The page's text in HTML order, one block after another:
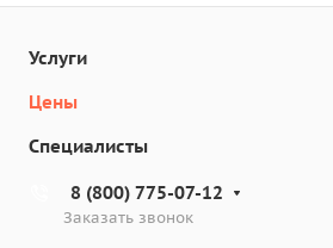
Услуги
Цены
Специалисты
8 (800) 775-07-12
Заказать звонок